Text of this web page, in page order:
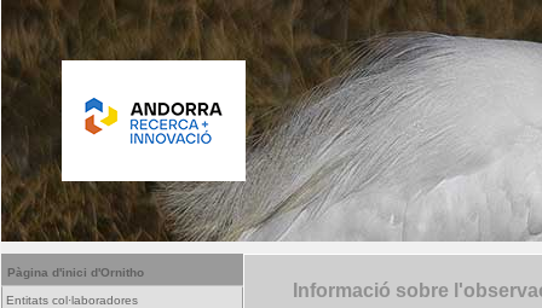
Pàgina d'inici d'Ornitho
Entitats col·laboradores Informació sobre